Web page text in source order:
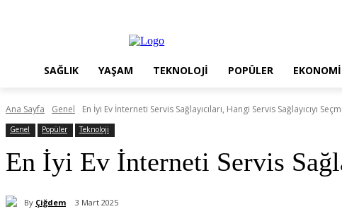
SAĞLIK YAŞAM TEKNOLOJİ POPÜLER EKONOMİ
Ana Sayfa Genel En İyi Ev İnterneti Servis Sağlayıcıları, Hangi Servis Sağlayıcıyı
Genel Popüler Teknoloji
En İyi Ev İnterneti Servis
By Çiğdem 3 Mart 2025